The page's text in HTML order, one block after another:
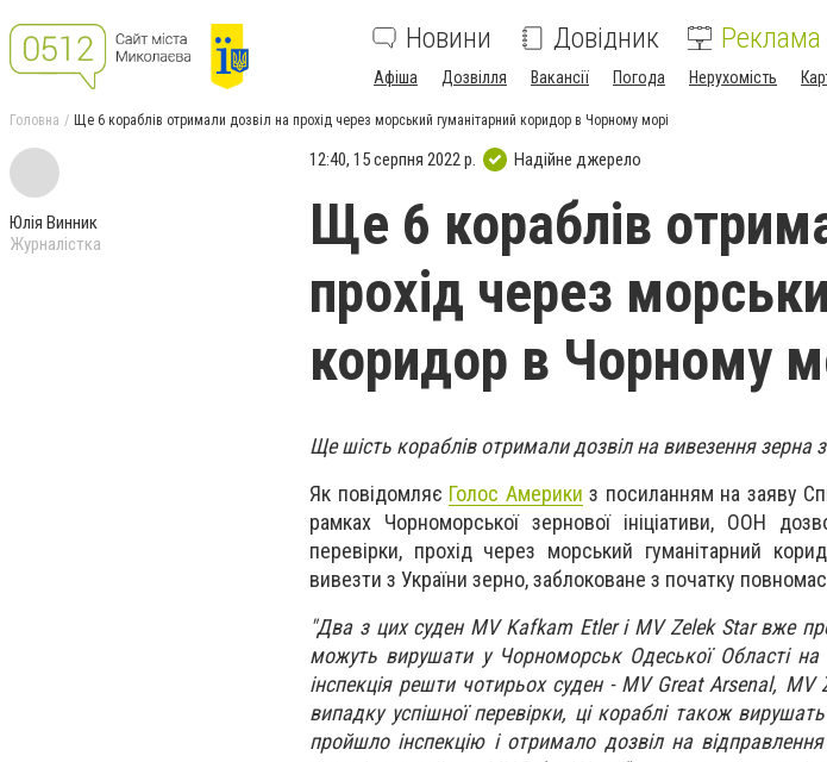
Новини Довідник Реклама
Афіша Дозвілля Вакансії Погода Нерухомість
Головна Ще 6 кораблів отримали дозвіл на прохід через морський гуманітарний коридор в Чорному морі
Юлія Винник
Журналістка
12:40, 15 серпня 2022 р. Надійне джерело
Ще 6 кораблів
прохід через
коридор в Чорному
Ще шість кораблів отримали дозвіл на вивезення зерна з
Як повідомляє Голос Америки з посиланням на заяву
рамках Чорноморської зернової ініціативи, ООН
перевірки, прохід через морський гуманітарний
вивезти з України зерно, заблоковане з початку
"Два з цих суден MV Kafkam Etler і MV Zelek Star вже
можуть вирушати у Чорноморськ Одеської Області на
інспекція решти чотирьох суден - MV Great Arsenal,
випадку успішної перевірки, ці кораблі також
пройшло інспекцію і отримало дозвіл на